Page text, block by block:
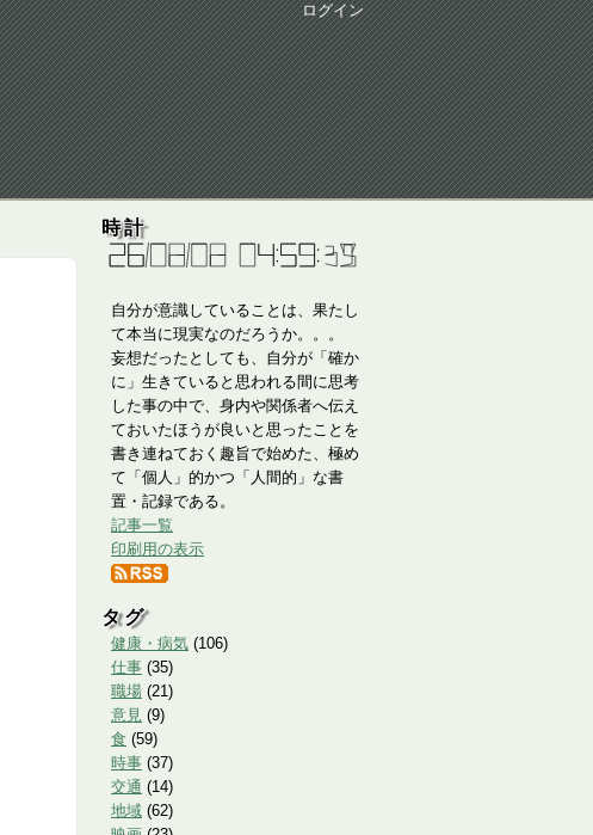
ログイン
時計
自分が意識していることは、果たし
て本当に現実なのだろうか。。。
妄想だったとしても、自分が「確か
に」生きていると思われる間に思考
した事の中で、身内や関係者へ伝え
ておいたほうが良いと思ったことを
書き連ねておく趣旨で始めた、極め
て「個人」的かつ「人間的」な書
置・記録である。
記事一覧
印刷用の表示
タグ
健康・病気 (106)
仕事 (35)
職場 (21 )
意見 (9)
食 (59)
時事 (37)
交通 (14)
地域 (62)